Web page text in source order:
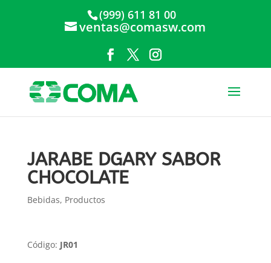
(999) 611 81 00
ventas@comasw.com
JARABE DGARY SABOR
CHOCOLATE
Bebidas, Productos
Código: JR01